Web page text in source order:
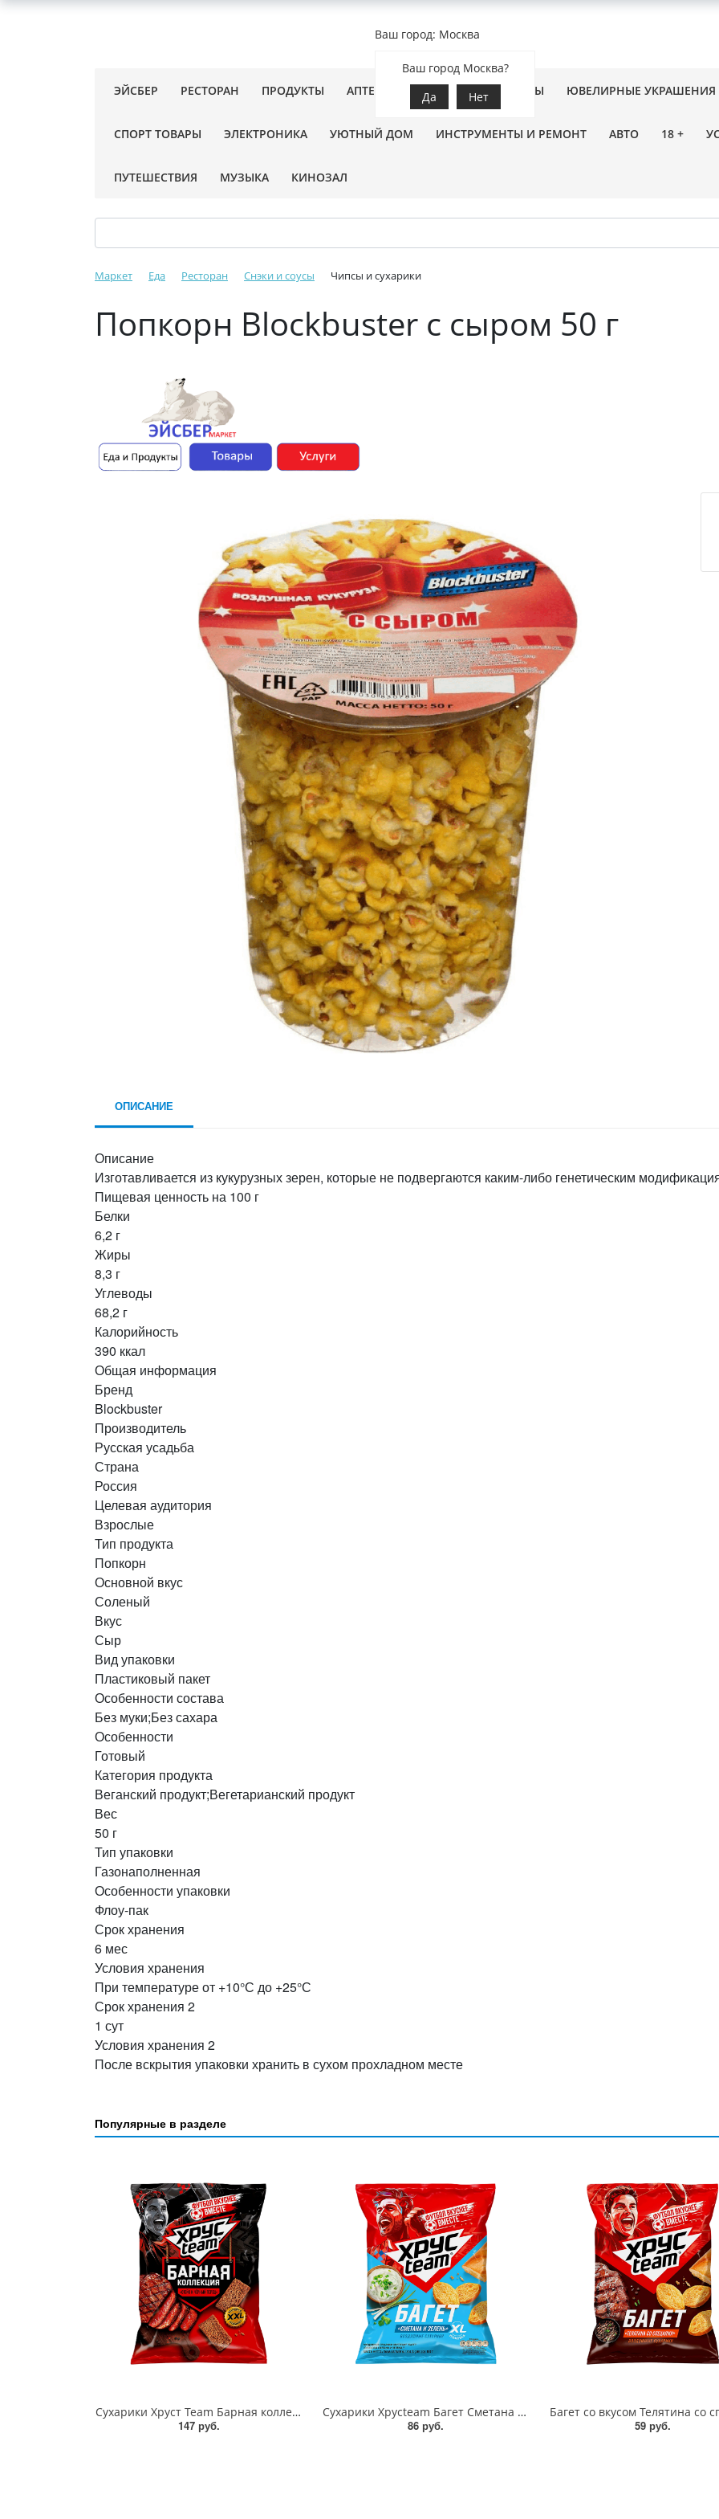
Ваш город: Москва
Ваш город Москва?
Да
Нет
ЭЙСБЕР РЕСТОРАН ПРОДУКТЫ АПТЕКА ЗООТОВАРЫ ЦВЕТЫ ЮВЕЛИРНЫЕ УКРАШЕНИЯ
СПОРТ ТОВАРЫ ЭЛЕКТРОНИКА УЮТНЫЙ ДОМ ИНСТРУМЕНТЫ И РЕМОНТ АВТО 18 +
ПУТЕШЕСТВИЯ МУЗЫКА КИНОЗАЛ
Маркет Еда Ресторан Снэки и соусы Чипсы и сухарики
Попкорн Blockbuster с сыром 50 г
ОПИСАНИЕ
Описание
Изготавливается из кукурузных зерен, которые не подвергаются каким-либо генетическим
Пищевая ценность на 100 г
Белки
6,2 г
Жиры
8,3 г
Углеводы
68,2 г
Калорийность
390 ккал
Общая информация
Бренд
Blockbuster
Производитель
Русская усадьба
Страна
Россия
Целевая аудитория
Взрослые
Тип продукта
Попкорн
Основной вкус
Соленый
Вкус
Сыр
Вид упаковки
Пластиковый пакет
Особенности состава
Без муки;Без сахара
Особенности
Готовый
Категория продукта
Веганский продукт;Вегетарианский продукт
Вес
50 г
Тип упаковки
Газонаполненная
Особенности упаковки
Флоу-пак
Срок хранения
6 мес
Условия хранения
При температуре от +10°С до +25°С
Срок хранения 2
1 сут
Условия хранения 2
После вскрытия упаковки хранить в сухом прохладном месте
Популярные в разделе
Сухарики Хруст Team Барная коллекция Стейк и черный перец 140г
147 руб.
Сухарики Хрусteam Багет Сметана и зелень 100г
86 руб.
59 руб.